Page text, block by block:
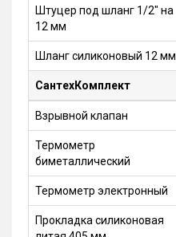
Штуцер под шланг 1/2" на
12 мм
Шланг силиконовый 12 мм
СантехКомплект
Взрывной клапан
Термометр
биметаллический
Термометр электронный
Прокладка силиконовая